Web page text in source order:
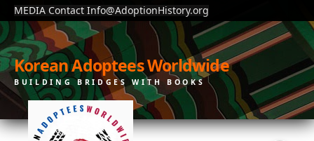
MEDIA Contact Info@AdoptionHistory.org
Korean Adoptees Worldwide
BUILDING BRIDGES WITH BOOKS